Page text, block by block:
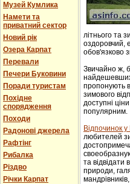
Музей Кумлика
Намети та
приватний сектор
Новий рік
Озера Карпат
Перевали
Печери Буковини
Поради туристам
Похідне
спорядження
Походи
Радонові джерела
Рафтінг
Рибалка
Різдво
Річки Карпат
літнього та
оздоровчий,
обов'язково
Звичайно ж,
найдешевших
пропонують
зимового
доступні
популярним.
Відпочинок
любителей
та відвідати в
природи,